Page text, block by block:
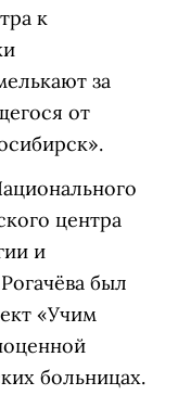
к
за
от
центра
и
был
«Учим
больницах.